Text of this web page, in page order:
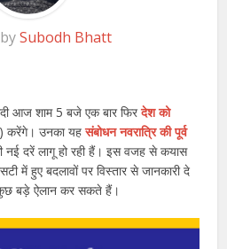
Subodh Bhatt
आज शाम 5 बजे एक बार फिरदेश को
) करेंगे। उनका यहसंबोधन नवरात्रि की पूर्व
नई दरें लागू हो रही हैं। इस वजह से कयास
में हुए बदलावों पर विस्तार से जानकारी दे
बड़े ऐलान कर सकते हैं।